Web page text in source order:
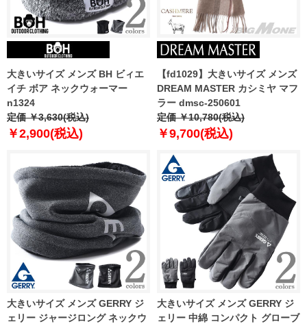
大きいサイズ メンズ BH ビィエ
イチ ボア ネックウォーマー
n1324
定価 ￥3,630(税込)
￥2,900(税込)
【fd1029】大きいサイズ メンズ
DREAM MASTER カシミヤ マフ
ラー dmsc-250601
定価 ￥10,780(税込)
￥9,700(税込)
大きいサイズ メンズ GERRY ジ
ェリー ジャージロング ネックウ
大きいサイズ メンズ GERRY ジ
ェリー 中綿 コンパクト グローブ